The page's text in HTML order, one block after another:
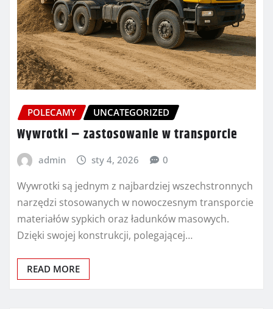
POLECAMY UNCATEGORIZED
Wywrotki – zastosowanie w transporcie
admin sty 4, 2026 0
Wywrotki są jednym z najbardziej wszechstronnych
narzędzi stosowanych w nowoczesnym transporcie
materiałów sypkich oraz ładunków masowych.
Dzięki swojej konstrukcji, polegającej…
READ MORE